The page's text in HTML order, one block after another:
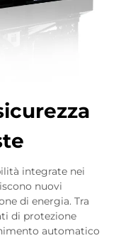
integrate nei
nuovi
di energia. Tra
di protezione
automatico